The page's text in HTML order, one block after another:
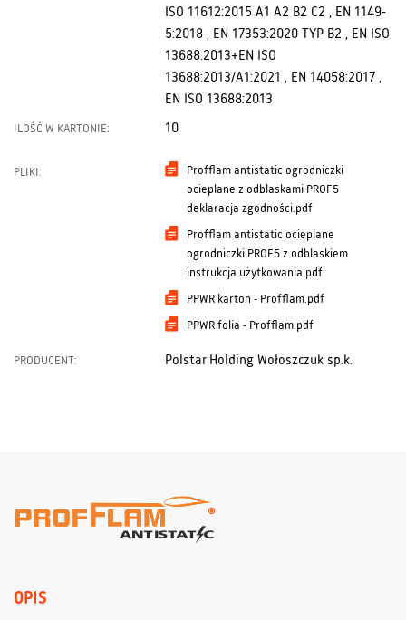
ISO 11612:2015 A1 A2 B2 C2 , EN 1149-
5:2018 , EN 17353:2020 TYP B2 , EN ISO
13688:2013+EN ISO
13688:2013/A1:2021 , EN 14058:2017 ,
EN ISO 13688:2013
ILOŚĆ W KARTONIE: 10
PLIKI:
Profflam antistatic ogrodniczki
ocieplane z odblaskami PROF5
deklaracja zgodności.pdf
Profflam antistatic ocieplane
ogrodniczki PROF5 z odblaskiem
instrukcja użytkowania.pdf
PPWR karton - Profflam.pdf
PPWR folia - Profflam.pdf
PRODUCENT: Polstar Holding Wołoszczuk sp.k.
OPIS